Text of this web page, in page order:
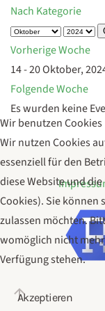
Nach Kategorie
Vorherige Woche
14 - 20 Oktober,
Folgende Woche
Es wurden keine
Wir benutzen Cookies
Wir nutzen Cookies
essenziell für den
diese Website und
Cookies). Sie können
zulassen möchten.
womöglich nicht
Verfügung stehen.
Akzeptieren